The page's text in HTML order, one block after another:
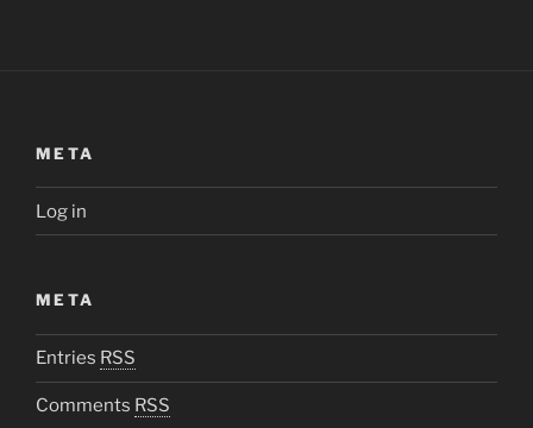
META
Log in
META
Entries RSS
Comments RSS